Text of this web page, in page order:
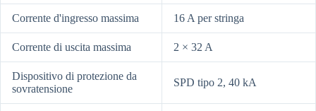
Corrente d'ingresso massima 16 A per stringa
Corrente di uscita massima 2 × 32 A
Dispositivo di protezione da
sovratensione
SPD tipo 2, 40 kA